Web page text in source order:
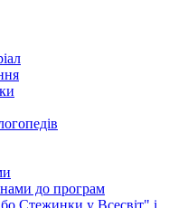
до програм
Стежинки у Всесвіт" і